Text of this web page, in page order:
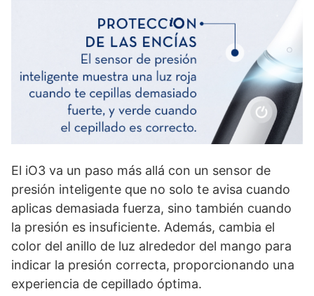
El iO3 va un paso más allá con un sensor de
presión inteligente que no solo te avisa cuando
aplicas demasiada fuerza, sino también cuando
la presión es insuficiente. Además, cambia el
color del anillo de luz alrededor del mango para
indicar la presión correcta, proporcionando una
experiencia de cepillado óptima.